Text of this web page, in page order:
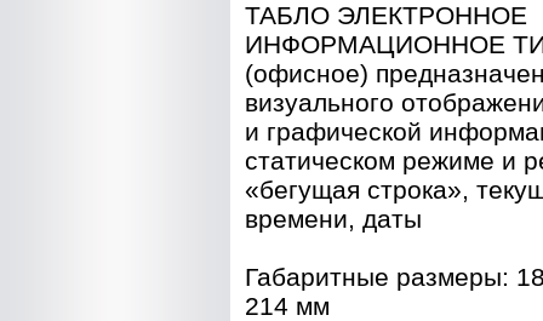
ТАБЛО ЭЛЕКТРОННОЕ
ИНФОРМАЦИОННОЕ
(офисное)
визуального
и графической
статическом режиме и
«бегущая строка»,
времени, даты
Габаритные размеры:
214 мм